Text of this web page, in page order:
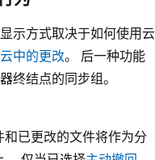
示方式取决于如何使用云
中的更改。 后一种功能
终结点的同步组。
已更改的文件将作为分